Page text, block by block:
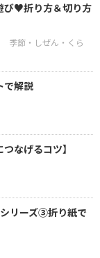
び♥折り方＆切り方
で解説
なげるコツ】
リーズ③折り紙で